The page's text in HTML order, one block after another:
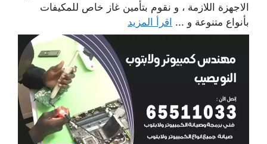
الاجهزة اللازمة ، و نقوم بتأمين غاز خاص للمكيفات
بأنواع متنوعة و ... اقرأ المزيد